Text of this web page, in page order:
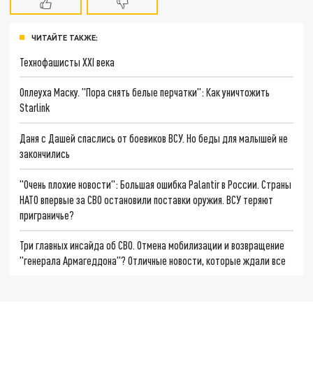
ЧИТАЙТЕ ТАКЖЕ:
Технофашисты XXI века
Оплеуха Маску. "Пора снять белые перчатки": Как уничтожить
Starlink
Даня с Дашей спаслись от боевиков ВСУ. Но беды для малышей не
закончились
"Очень плохие новости": Большая ошибка Palantir в России. Страны
НАТО впервые за СВО остановили поставки оружия. ВСУ теряют
приграничье?
Три главных инсайда об СВО. Отмена мобилизации и возвращение
"генерала Армагеддона"? Отличные новости, которые ждали все